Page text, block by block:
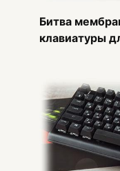
Битва
клавиатуры